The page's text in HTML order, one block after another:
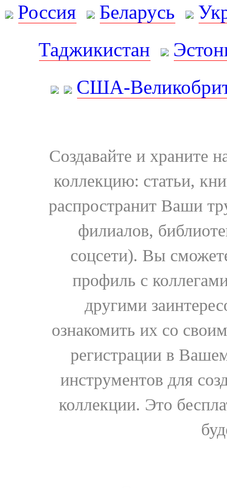
Россия Беларусь
Таджикистан
США-
Создавайте и храните
коллекцию: статьи,
распространит Ваши
филиалов,
соцсети). Вы
профиль с
другими
ознакомить их со
регистрации в
инструментов для
коллекции. Это